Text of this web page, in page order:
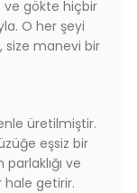
ve gökte hiçbir
O her şeyi
size manevi bir
üretilmiştir.
eşsiz bir
ve
hale getirir.